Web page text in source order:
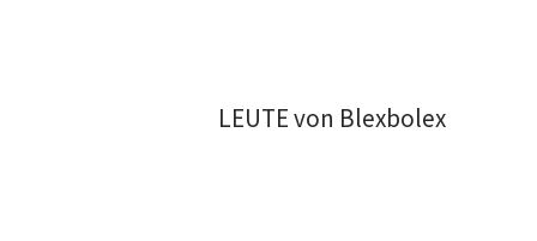
LEUTE von Blexbolex